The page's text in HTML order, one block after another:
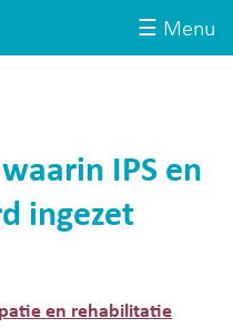
☰ Menu
IPS en
ingezet
en rehabilitatie